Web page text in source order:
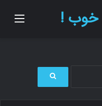
!
ج